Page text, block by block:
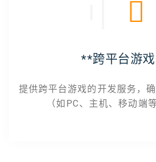
**跨平台游
提供跨平台游戏的开发服务，
（如PC、主机、移动端